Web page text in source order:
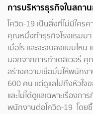
การบริหารธุรกิจในสถา
โควิด-19 เป็นสิ่งที่ไม่มีใคร
คุณหนึ่งทำธุรกิจโรงแรมมา
เมื่อไร และจะจบลงแบบไห
นอกจากการทำเดลิเวอรี่
สร้างความเชื่อมั่นให้พนัก
600 คน แต่ดูแลไปถึงหัวใ
และไม่ได้ดูแลเฉพาะเรื่อง
พนักงานต่อโควิด-19 โดย